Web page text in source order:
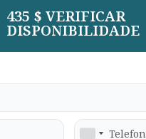
435 $ VERIFICAR
DISPONIBILIDADE